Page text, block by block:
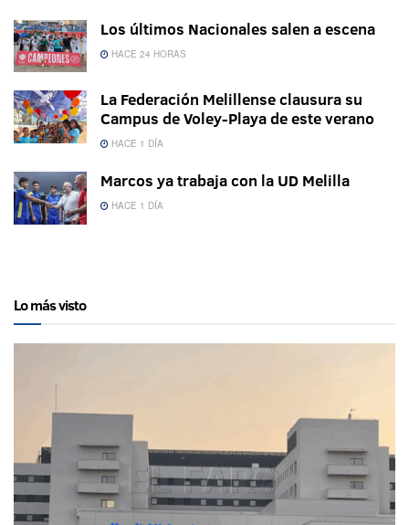
Los últimos Nacionales salen a escena
HACE 24 HORAS
La Federación Melillense clausura su
Campus de Voley-Playa de este verano
HACE 1 DÍA
Marcos ya trabaja con la UD Melilla
HACE 1 DÍA
Lo más visto